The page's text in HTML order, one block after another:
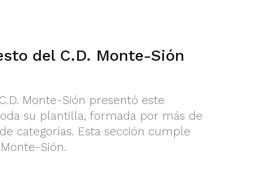
del C.D. Monte-Sión
Monte-Sión presentó este
su plantilla, formada por más de
categorías. Esta sección cumple
Sión.